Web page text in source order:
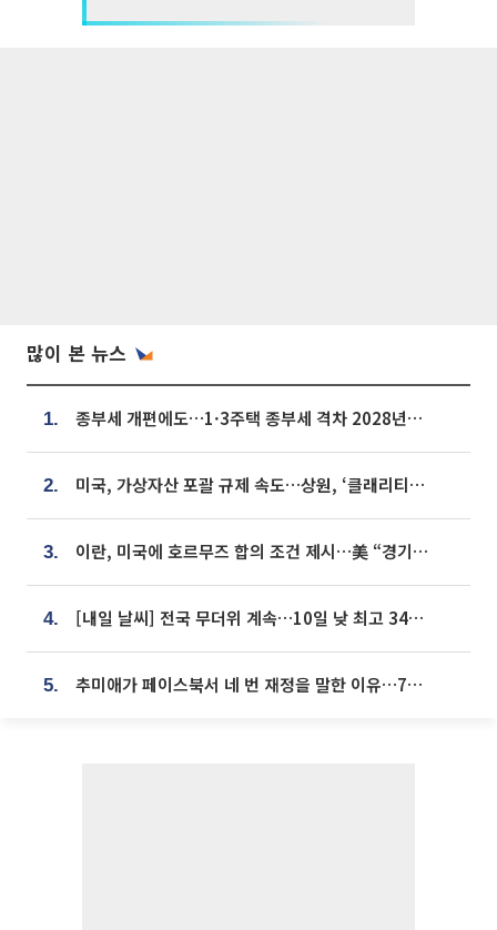
많이 본 뉴스
1. 종부세 개편에도…1·3주택 종부세 격차 2028년부터 확대
2. 미국, 가상자산 포괄 규제 속도…상원, ‘클래리티법’ 9월 절차투표 추진
3. 이란, 미국에 호르무즈 합의 조건 제시…美 “경기 아직 안 끝나” [종합]
4. [내일 날씨] 전국 무더위 계속…10일 낮 최고 34도 육박
5. 추미애가 페이스북서 네 번 재정을 말한 이유…7700억 추경 열쇠는 도의회에